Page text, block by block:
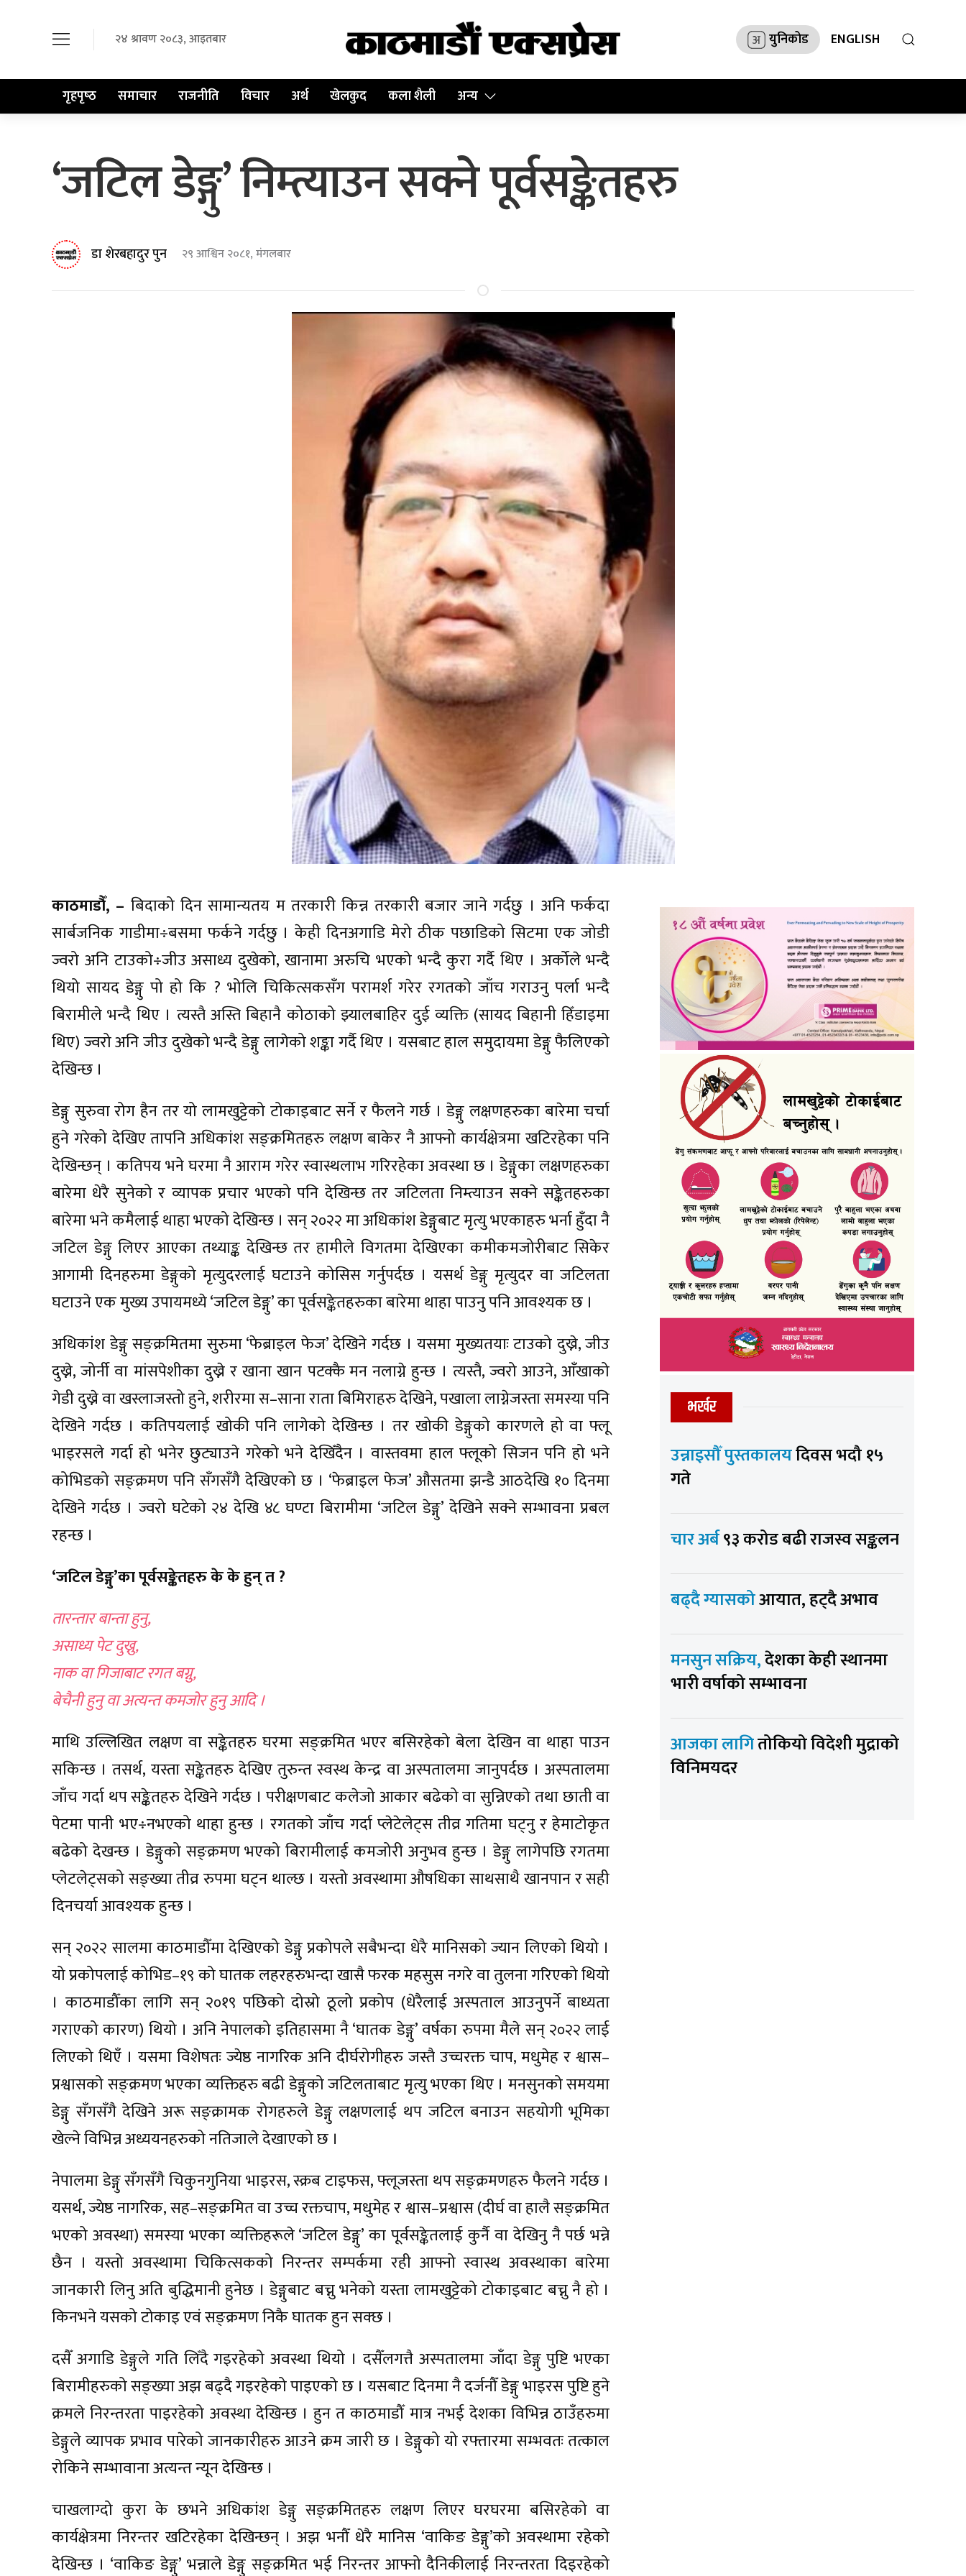
२४ श्रावण २०८३, आइतबार युनिकोड ENGLISH
गृहपृष्‍ठ समाचार राजनीति विचार अर्थ खेलकुद कला शैली अन्य
‘जटिल डेङ्गु’ निम्त्याउन सक्ने पूर्वसङ्केतहरु
डा शेरबहादुर पुन २९ आश्विन २०८१, मंगलबार
काठमाडौँ, – बिदाको दिन सामान्यतय म तरकारी किन्न तरकारी बजार जाने गर्दछु । अनि फर्कदा
सार्बजनिक गाडीमा÷बसमा फर्कने गर्दछु । केही दिनअगाडि मेरो ठीक पछाडिको सिटमा एक जोडी
ज्वरो अनि टाउको÷जीउ असाध्य दुखेको, खानामा अरुचि भएको भन्दै कुरा गर्दै थिए । अर्कोले भन्दै
थियो सायद डेङ्गु पो हो कि ? भोलि चिकित्सकसँग परामर्श गरेर रगतको जाँच गराउनु पर्ला भन्दै
बिरामीले भन्दै थिए । त्यस्तै अस्ति बिहानै कोठाको झ्यालबाहिर दुई व्यक्ति (सायद बिहानी हिँडाइमा
थिए) ज्वरो अनि जीउ दुखेको भन्दै डेङ्गु लागेको शङ्का गर्दै थिए । यसबाट हाल समुदायमा डेङ्गु फैलिएको
देखिन्छ ।
डेङ्गु सुरुवा रोग हैन तर यो लामखुट्टेको टोकाइबाट सर्ने र फैलने गर्छ । डेङ्गु लक्षणहरुका बारेमा चर्चा
हुने गरेको देखिए तापनि अधिकांश सङ्क्रमितहरु लक्षण बाकेर नै आफ्नो कार्यक्षेत्रमा खटिरहेका पनि
देखिन्छन् । कतिपय भने घरमा नै आराम गरेर स्वास्थलाभ गरिरहेका अवस्था छ । डेङ्गुका लक्षणहरुका
बारेमा धेरै सुनेको र व्यापक प्रचार भएको पनि देखिन्छ तर जटिलता निम्त्याउन सक्ने सङ्केतहरुका
बारेमा भने कमैलाई थाहा भएको देखिन्छ । सन् २०२२ मा अधिकांश डेङ्गुबाट मृत्यु भएकाहरु भर्ना हुँदा नै
जटिल डेङ्गु लिएर आएका तथ्याङ्क देखिन्छ तर हामीले विगतमा देखिएका कमीकमजोरीबाट सिकेर
आगामी दिनहरुमा डेङ्गुको मृत्युदरलाई घटाउने कोसिस गर्नुपर्दछ । यसर्थ डेङ्गु मृत्युदर वा जटिलता
घटाउने एक मुख्य उपायमध्ये ‘जटिल डेङ्गु’ का पूर्वसङ्केतहरुका बारेमा थाहा पाउनु पनि आवश्यक छ ।
अधिकांश डेङ्गु सङ्क्रमितमा सुरुमा ‘फेब्राइल फेज’ देखिने गर्दछ । यसमा मुख्यतयाः टाउको दुख्ने, जीउ
दुख्ने, जोर्नी वा मांसपेशीका दुख्ने र खाना खान पटक्कै मन नलाग्ने हुन्छ । त्यस्तै, ज्वरो आउने, आँखाको
गेडी दुख्ने वा खस्लाजस्तो हुने, शरीरमा स–साना राता बिमिराहरु देखिने, पखाला लाग्नेजस्ता समस्या पनि
देखिने गर्दछ । कतिपयलाई खोकी पनि लागेको देखिन्छ । तर खोकी डेङ्गुको कारणले हो वा फ्लू
भाइरसले गर्दा हो भनेर छुट्याउने गरेको भने देखिँदैन । वास्तवमा हाल फ्लूको सिजन पनि हो भने
कोभिडको सङ्क्रमण पनि सँगसँगै देखिएको छ । ‘फेब्राइल फेज’ औसतमा झन्डै आठदेखि १० दिनमा
देखिने गर्दछ । ज्वरो घटेको २४ देखि ४८ घण्टा बिरामीमा ‘जटिल डेङ्गु’ देखिने सक्ने सम्भावना प्रबल
रहन्छ ।
‘जटिल डेङ्गु’का पूर्वसङ्केतहरु के के हुन् त ?
तारन्तार बान्ता हुनु,
असाध्य पेट दुख्नु,
नाक वा गिजाबाट रगत बग्नु,
बेचैनी हुनु वा अत्यन्त कमजोर हुनु आदि ।
माथि उल्लिखित लक्षण वा सङ्केतहरु घरमा सङ्क्रमित भएर बसिरहेको बेला देखिन वा थाहा पाउन
सकिन्छ । तसर्थ, यस्ता सङ्केतहरु देखिए तुरुन्त स्वस्थ केन्द्र वा अस्पतालमा जानुपर्दछ । अस्पतालमा
जाँच गर्दा थप सङ्केतहरु देखिने गर्दछ । परीक्षणबाट कलेजो आकार बढेको वा सुन्निएको तथा छाती वा
पेटमा पानी भए÷नभएको थाहा हुन्छ । रगतको जाँच गर्दा प्लेटेलेट्स तीव्र गतिमा घट्नु र हेमाटोकृत
बढेको देखन्छ । डेङ्गुको सङ्क्रमण भएको बिरामीलाई कमजोरी अनुभव हुन्छ । डेङ्गु लागेपछि रगतमा
प्लेटलेट्सको सङ्ख्या तीव्र रुपमा घट्न थाल्छ । यस्तो अवस्थामा औषधिका साथसाथै खानपान र सही
दिनचर्या आवश्यक हुन्छ ।
सन् २०२२ सालमा काठमाडौँमा देखिएको डेङ्गु प्रकोपले सबैभन्दा धेरै मानिसको ज्यान लिएको थियो ।
यो प्रकोपलाई कोभिड–१९ को घातक लहरहरुभन्दा खासै फरक महसुस नगरे वा तुलना गरिएको थियो
। काठमाडौँका लागि सन् २०१९ पछिको दोस्रो ठूलो प्रकोप (धेरैलाई अस्पताल आउनुपर्ने बाध्यता
गराएको कारण) थियो । अनि नेपालको इतिहासमा नै ‘घातक डेङ्गु’ वर्षका रुपमा मैले सन् २०२२ लाई
लिएको थिएँ । यसमा विशेषतः ज्येष्ठ नागरिक अनि दीर्घरोगीहरु जस्तै उच्चरक्त चाप, मधुमेह र श्वास–
प्रश्वासको सङ्क्रमण भएका व्यक्तिहरु बढी डेङ्गुको जटिलताबाट मृत्यु भएका थिए । मनसुनको समयमा
डेङ्गु सँगसँगै देखिने अरू सङ्क्रामक रोगहरुले डेङ्गु लक्षणलाई थप जटिल बनाउन सहयोगी भूमिका
खेल्ने विभिन्न अध्ययनहरुको नतिजाले देखाएको छ ।
नेपालमा डेङ्गु सँगसँगै चिकुनगुनिया भाइरस, स्क्रब टाइफस, फ्लूजस्ता थप सङ्क्रमणहरु फैलने गर्दछ ।
यसर्थ, ज्येष्ठ नागरिक, सह–सङ्क्रमित वा उच्च रक्तचाप, मधुमेह र श्वास–प्रश्वास (दीर्घ वा हालै सङ्क्रमित
भएको अवस्था) समस्या भएका व्यक्तिहरूले ‘जटिल डेङ्गु’ का पूर्वसङ्केतलाई कुर्नै वा देखिनु नै पर्छ भन्ने
छैन । यस्तो अवस्थामा चिकित्सकको निरन्तर सम्पर्कमा रही आफ्नो स्वास्थ अवस्थाका बारेमा
जानकारी लिनु अति बुद्धिमानी हुनेछ । डेङ्गुबाट बच्नु भनेको यस्ता लामखुट्टेको टोकाइबाट बच्नु नै हो ।
किनभने यसको टोकाइ एवं सङ्क्रमण निकै घातक हुन सक्छ ।
दसैँ अगाडि डेङ्गुले गति लिँदै गइरहेको अवस्था थियो । दसैँलगत्तै अस्पतालमा जाँदा डेङ्गु पुष्टि भएका
बिरामीहरुको सङ्ख्या अझ बढ्दै गइरहेको पाइएको छ । यसबाट दिनमा नै दर्जनौँ डेङ्गु भाइरस पुष्टि हुने
क्रमले निरन्तरता पाइरहेको अवस्था देखिन्छ । हुन त काठमाडौँ मात्र नभई देशका विभिन्न ठाउँहरुमा
डेङ्गुले व्यापक प्रभाव पारेको जानकारीहरु आउने क्रम जारी छ । डेङ्गुको यो रफ्तारमा सम्भवतः तत्काल
रोकिने सम्भावाना अत्यन्त न्यून देखिन्छ ।
चाखलाग्दो कुरा के छभने अधिकांश डेङ्गु सङ्क्रमितहरु लक्षण लिएर घरघरमा बसिरहेको वा
कार्यक्षेत्रमा निरन्तर खटिरहेका देखिन्छन् । अझ भनौँ धेरै मानिस ‘वाकिङ डेङ्गु’को अवस्थामा रहेको
देखिन्छ । ‘वाकिङ डेङ्गु’ भन्नाले डेङ्गु सङ्क्रमित भई निरन्तर आफ्नो दैनिकीलाई निरन्तरता दिइरहेको
भर्खर
उन्नाइसौँ पुस्तकालयदिवस भदौ १५
गते
चार अर्ब९३ करोड बढी राजस्व सङ्कलन
बढ्दै ग्यासकोआयात, हट्दै अभाव
मनसुन सक्रिय,देशका केही स्थानमा
भारी वर्षाको सम्भावना
आजका लागितोकियो विदेशी मुद्राको
विनिमयदर